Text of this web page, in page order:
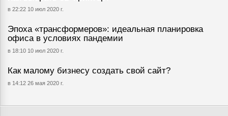
в 22:22 10 июл 2020 г.
Эпоха «трансформеров»: идеальная планировка
офиса в условиях пандемии
в 18:10 10 июл 2020 г.
Как малому бизнесу создать свой сайт?
в 14:12 26 мая 2020 г.